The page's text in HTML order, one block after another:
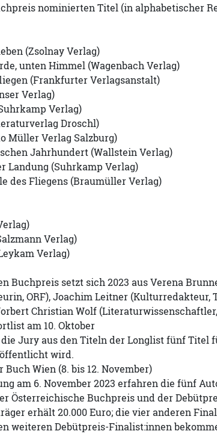
nominierten Titel (in alphabetischer
(Zsolnay Verlag)
unten Himmel (Wagenbach Verlag)
(Frankfurter Verlagsanstalt)
Verlag)
Verlag)
Droschl)
Müller Verlag Salzburg)
Jahrhundert (Wallstein Verlag)
Landung (Suhrkamp Verlag)
des Fliegens (Braumüller Verlag)
Verlag)
Verlag)
Buchpreis setzt sich 2023 aus Verena
ORF), Joachim Leitner (Kulturredakteur,
Christian Wolf
am 10. Oktober
Jury aus den Titeln der Longlist fünf Titel
wird.
Wien (8. bis 12. November)
am 6. November 2023 erfahren die fünf
Österreichische Buchpreis und der
erhält 20.000 Euro; die vier anderen
weiteren Debütpreis-Finalist:innen